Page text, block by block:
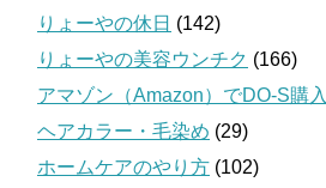
りょーやの休日 (142)
りょーやの美容ウンチク (166)
アマゾン（Amazon）でDO-S購入
ヘアカラー・毛染め (29)
ホームケアのやり方 (102)